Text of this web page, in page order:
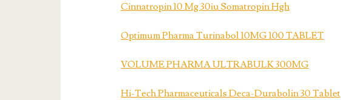
Cinnatropin 10 Mg 30iu Somatropin Hgh
Optimum Pharma Turinabol 10MG 100 TABLET
VOLUME PHARMA ULTRABULK 300MG
Hi-Tech Pharmaceuticals Deca-Durabolin 30 Tablet